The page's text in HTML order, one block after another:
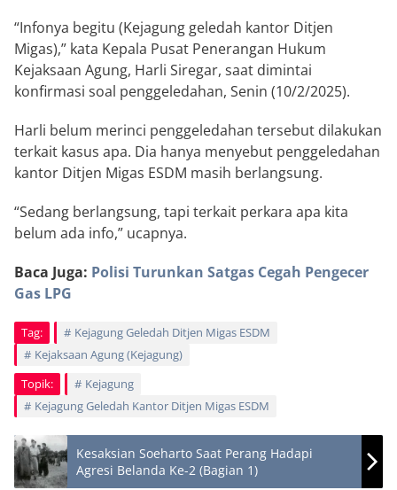
“Infonya begitu (Kejagung geledah kantor Ditjen
Migas),” kata Kepala Pusat Penerangan Hukum
Kejaksaan Agung, Harli Siregar, saat dimintai
konfirmasi soal penggeledahan, Senin (10/2/2025).
Harli belum merinci penggeledahan tersebut dilakukan
terkait kasus apa. Dia hanya menyebut penggeledahan
kantor Ditjen Migas ESDM masih berlangsung.
“Sedang berlangsung, tapi terkait perkara apa kita
belum ada info,” ucapnya.
Baca Juga: Polisi Turunkan Satgas Cegah Pengecer
Gas LPG
Tag:
Kejagung Geledah Ditjen Migas ESDM
Kejaksaan Agung (Kejagung)
Topik:
Kejagung
Kejagung Geledah Kantor Ditjen Migas ESDM
Kesaksian Soeharto Saat Perang Hadapi
Agresi Belanda Ke-2 (Bagian 1)